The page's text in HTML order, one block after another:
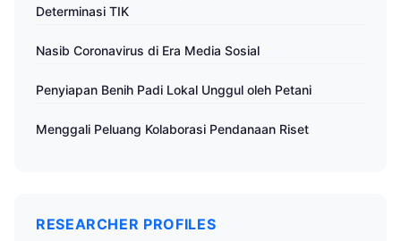
Determinasi TIK
Nasib Coronavirus di Era Media Sosial
Penyiapan Benih Padi Lokal Unggul oleh Petani
Menggali Peluang Kolaborasi Pendanaan Riset
RESEARCHER PROFILES